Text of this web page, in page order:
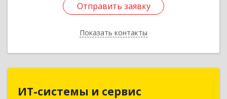
Отправить заявку
Показать контакты
Отправить заявку
Назад
ИТ-системы и сервис